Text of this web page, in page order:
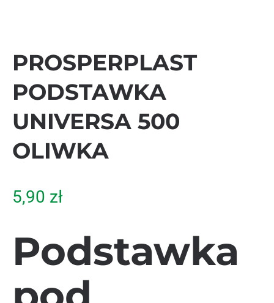
PROSPERPLAST
PODSTAWKA
UNIVERSA 500
OLIWKA
5,90 zł
Podstawka